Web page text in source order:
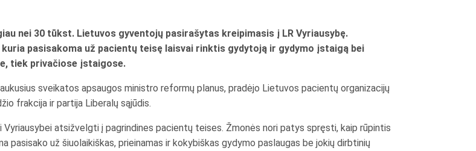
nei 30 tūkst. Lietuvos gyventojų pasirašytas kreipimasis į LR Vyriausybę.
pasisakoma už pacientų teisę laisvai rinktis gydytoją ir gydymo įstaigą bei
tiek privačiose įstaigose.
sveikatos apsaugos ministro reformų planus, pradėjo Lietuvos pacientų organizacijų
frakcija ir partija Liberalų sąjūdis.
atsižvelgti į pagrindines pacientų teises. Žmonės nori patys spręsti, kaip rūpintis
pasisako už šiuolaikiškas, prieinamas ir kokybiškas gydymo paslaugas be jokių dirbtinių